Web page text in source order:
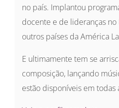
no país. Implantou
docente e de lideranças no
outros países da América
E ultimamente tem se
composição, lançando
estão disponíveis em todas